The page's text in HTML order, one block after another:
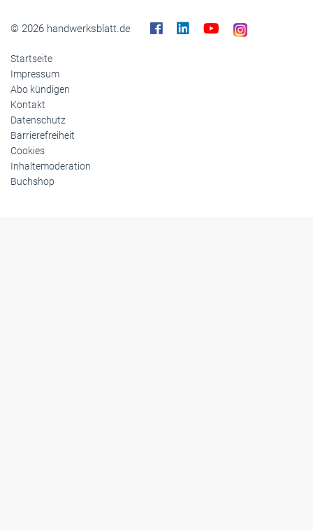
© 2026 handwerksblatt.de
Startseite
Impressum
Abo kündigen
Kontakt
Datenschutz
Barrierefreiheit
Cookies
Inhaltemoderation
Buchshop